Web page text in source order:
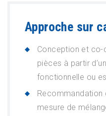
Approche sur
Conception et
pièces à partir
fonctionnelle ou
Recommandation
mesure de